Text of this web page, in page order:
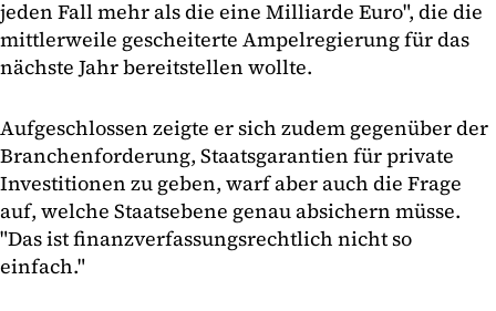
jeden Fall mehr als die eine Milliarde Euro", die die
mittlerweile gescheiterte Ampelregierung für das
nächste Jahr bereitstellen wollte.
Aufgeschlossen zeigte er sich zudem gegenüber der
Branchenforderung, Staatsgarantien für private
Investitionen zu geben, warf aber auch die Frage
auf, welche Staatsebene genau absichern müsse.
"Das ist finanzverfassungsrechtlich nicht so
einfach."